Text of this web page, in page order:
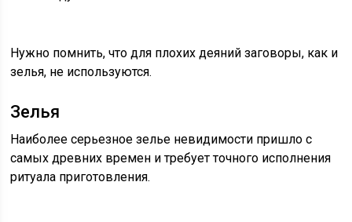
Нужно помнить, что для плохих деяний заговоры, как и
зелья, не используются.
Зелья
Наиболее серьезное зелье невидимости пришло с
самых древних времен и требует точного исполнения
ритуала приготовления.